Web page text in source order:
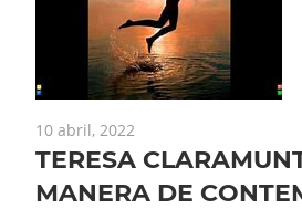
10 abril, 2022
TERESA
MANERA DE